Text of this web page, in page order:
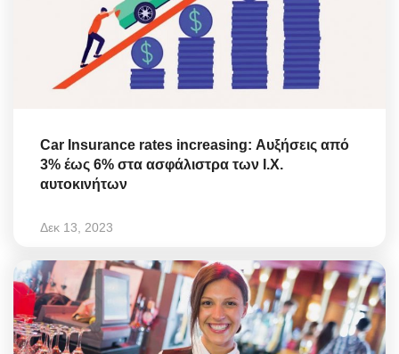
Car Insurance rates increasing: Αυξήσεις από
3% έως 6% στα ασφάλιστρα των Ι.Χ.
αυτοκινήτων
Δεκ 13, 2023